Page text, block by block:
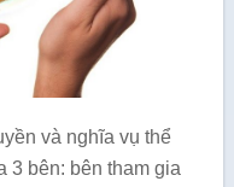
và nghĩa vụ thể
3 bên: bên tham gia